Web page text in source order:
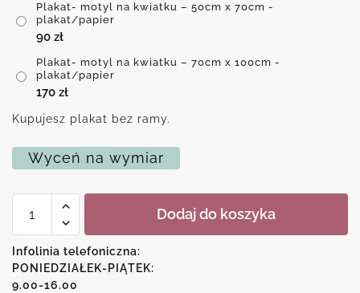
Plakat- motyl na kwiatku – 50cm x 70cm -
plakat/papier
90 zł
Plakat- motyl na kwiatku – 70cm x 100cm -
plakat/papier
170 zł
Kupujesz plakat bez ramy.
Wyceń na wymiar
Plakat-
kwiatku
Dodaj do koszyka
Infolinia telefoniczna:
PONIEDZIAŁEK-PIĄTEK:
9.00-16.00